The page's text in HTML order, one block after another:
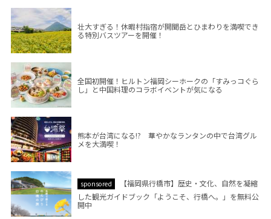
壮大すぎる！休暇村指宿が開聞岳とひまわりを満喫でき
る特別バスツアーを開催！
全国初開催！ヒルトン福岡シーホークの「すみっコぐら
し」と中国料理のコラボイベントが気になる
熊本が台湾になる!? 華やかなランタンの中で台湾グル
メを大満喫！
sponsored
【福岡県行橋市】歴史・文化、自然を凝縮
した観光ガイドブック「ようこそ、行橋へ。」を無料公
開中